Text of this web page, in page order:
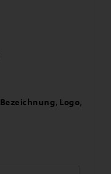
Bezeichnung, Logo,